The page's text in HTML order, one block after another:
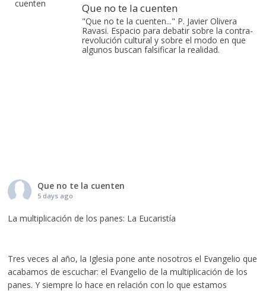
Que no te la cuenten
"Que no te la cuenten..." P. Javier Olivera
Ravasi. Espacio para debatir sobre la contra-
revolución cultural y sobre el modo en que
algunos buscan falsificar la realidad.
Que no te la cuenten
5 days ago
La multiplicación de los panes: La Eucaristía
Tres veces al año, la Iglesia pone ante nosotros el Evangelio que
acabamos de escuchar: el Evangelio de la multiplicación de los
panes. Y siempre lo hace en relación con lo que estamos